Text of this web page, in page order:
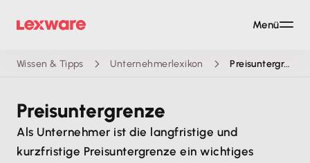
Wissen & Tipps Unternehmerlexikon Preisuntergrenze
Preisuntergrenze
Als Unternehmer ist die langfristige und
kurzfristige Preisuntergrenze ein wichtiges
Menü